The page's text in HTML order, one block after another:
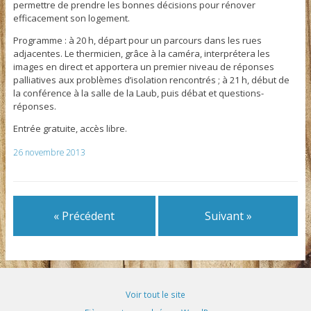
permettre de prendre les bonnes décisions pour rénover
efficacement son logement.
Programme : à 20 h, départ pour un parcours dans les rues
adjacentes. Le thermicien, grâce à la caméra, interprétera les
images en direct et apportera un premier niveau de réponses
palliatives aux problèmes d’isolation rencontrés ; à 21 h, début de
la conférence à la salle de la Laub, puis débat et questions-
réponses.
Entrée gratuite, accès libre.
26 novembre 2013
« Précédent Suivant »
Voir tout le site